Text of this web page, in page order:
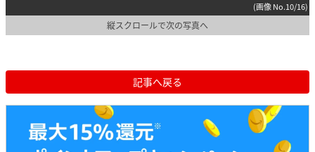
(画像 No.10/16)
縦スクロールで次の写真へ
記事へ戻る